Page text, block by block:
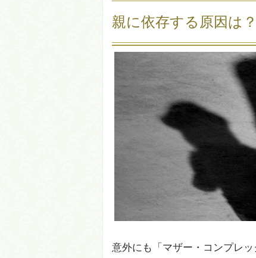
親に依存する原因は？
意外にも「マザー・コンプレ